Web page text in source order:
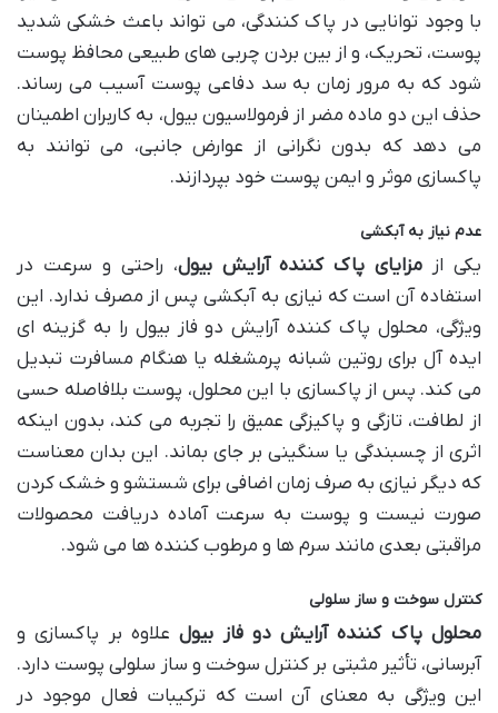
با وجود توانایی در پاک کنندگی، می تواند باعث خشکی شدید
پوست، تحریک، و از بین بردن چربی های طبیعی محافظ پوست
شود که به مرور زمان به سد دفاعی پوست آسیب می رساند.
حذف این دو ماده مضر از فرمولاسیون بیول، به کاربران اطمینان
می دهد که بدون نگرانی از عوارض جانبی، می توانند به
پاکسازی موثر و ایمن پوست خود بپردازند.
عدم نیاز به آبکشی
یکی از مزایای پاک کننده آرایش بیول، راحتی و سرعت در
استفاده آن است که نیازی به آبکشی پس از مصرف ندارد. این
ویژگی، محلول پاک کننده آرایش دو فاز بیول را به گزینه ای
ایده آل برای روتین شبانه پرمشغله یا هنگام مسافرت تبدیل
می کند. پس از پاکسازی با این محلول، پوست بلافاصله حسی
از لطافت، تازگی و پاکیزگی عمیق را تجربه می کند، بدون اینکه
اثری از چسبندگی یا سنگینی بر جای بماند. این بدان معناست
که دیگر نیازی به صرف زمان اضافی برای شستشو و خشک کردن
صورت نیست و پوست به سرعت آماده دریافت محصولات
مراقبتی بعدی مانند سرم ها و مرطوب کننده ها می شود.
کنترل سوخت و ساز سلولی
محلول پاک کننده آرایش دو فاز بیولعلاوه بر پاکسازی و
آبرسانی، تأثیر مثبتی بر کنترل سوخت و ساز سلولی پوست دارد.
این ویژگی به معنای آن است که ترکیبات فعال موجود در